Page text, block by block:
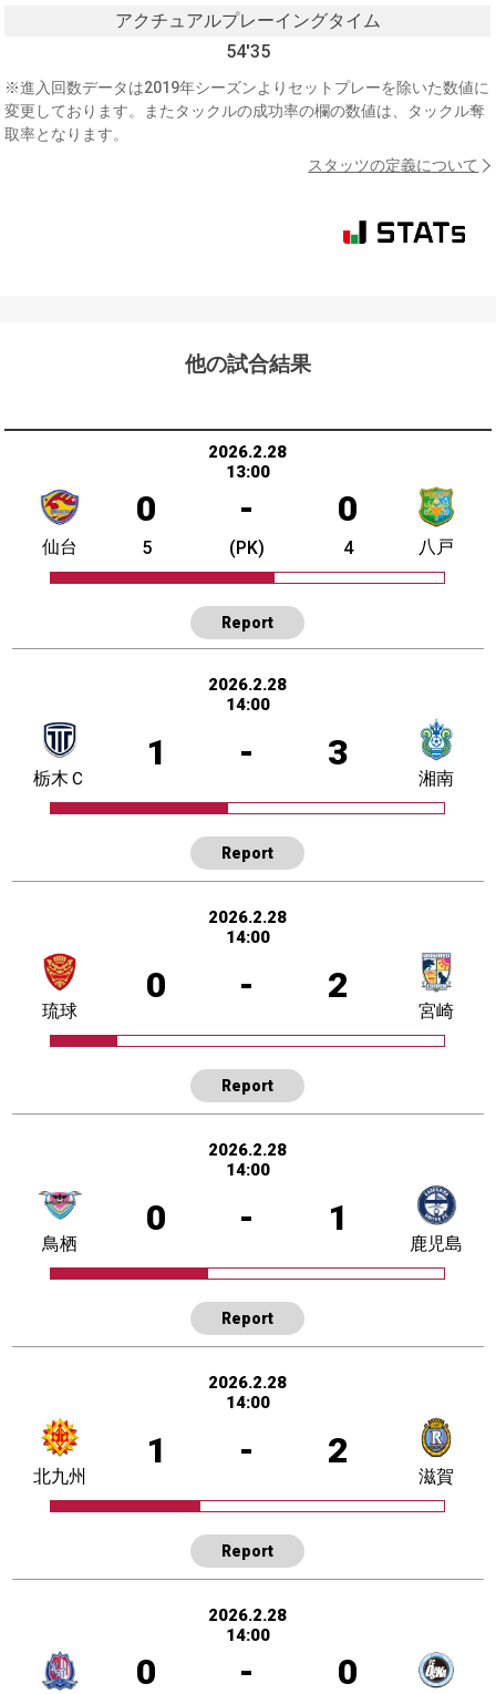
アクチュアルプレーイングタイム
54'35
※進入回数データは2019年シーズンよりセットプレーを除いた数値に
変更しております。またタックルの成功率の欄の数値は、タックル奪
取率となります。
スタッツの定義について
他の試合結果
2026.2.28
13:00
0 - 0
仙台 5 (PK) 4 八戸
Report
2026.2.28
14:00
1 - 3
栃木Ｃ 湘南
Report
2026.2.28
14:00
0 - 2
琉球 宮崎
Report
2026.2.28
14:00
0 - 1
鳥栖 鹿児島
Report
2026.2.28
14:00
1 - 2
北九州 滋賀
Report
2026.2.28
14:00
0 - 0